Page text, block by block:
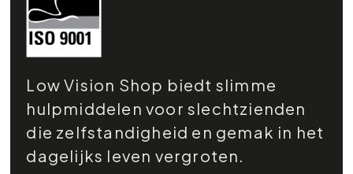
Low Vision Shop biedt slimme
hulpmiddelen voor slechtzienden
die zelfstandigheid en gemak in het
dagelijks leven vergroten.